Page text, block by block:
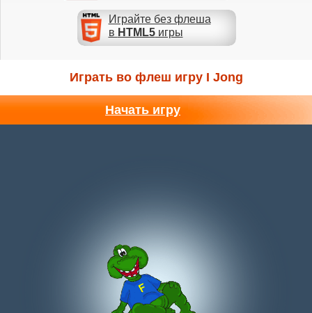
Играйте без флеша
в HTML5игры
Играть во флеш игру I Jong
Начать игру